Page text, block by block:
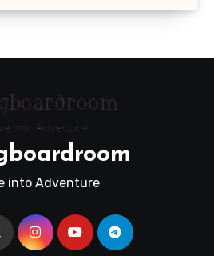
into Adventure